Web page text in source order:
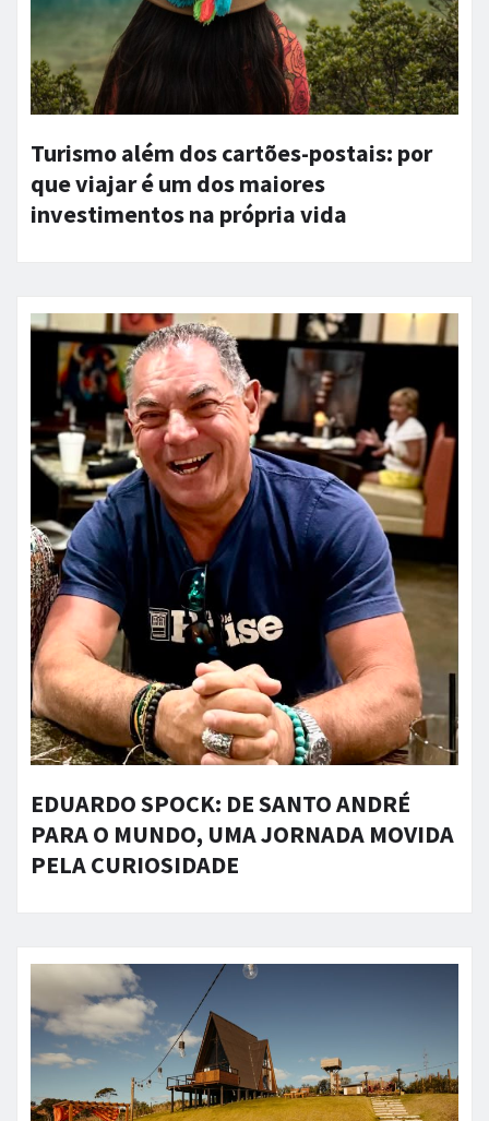
Turismo além dos cartões-postais: por
que viajar é um dos maiores
investimentos na própria vida
EDUARDO SPOCK: DE SANTO ANDRÉ
PARA O MUNDO, UMA JORNADA MOVIDA
PELA CURIOSIDADE